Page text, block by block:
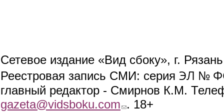
Сетевое издание «Вид сбоку», г.
Реестровая запись СМИ: серия ЭЛ №
главный редактор - Смирнов К.М.
gazeta@vidsboku.com (link sends e-mail)
. 18+